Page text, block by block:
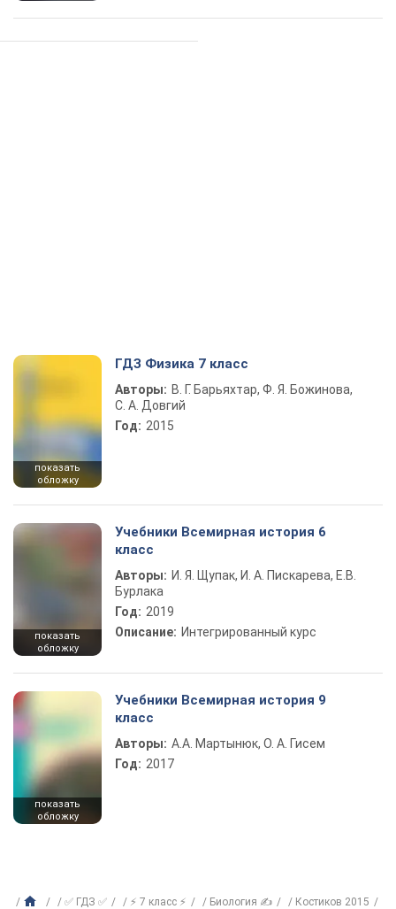
показать
обложку
ГДЗ Физика 7 класс
Авторы: В. Г. Барьяхтар, Ф. Я. Божинова,
С. А. Довгий
Год: 2015
показать
обложку
Учебники Всемирная история 6
класс
Авторы: И. Я. Щупак, И. А. Пискарева, Е.В.
Бурлака
Год: 2019
Описание: Интегрированный курс
показать
обложку
Учебники Всемирная история 9
класс
Авторы: А.А. Мартынюк, О. А. Гисем
Год: 2017
✅ ГДЗ ✅ ⚡ 7 класс ⚡ Биология ✍
Костиков 2015